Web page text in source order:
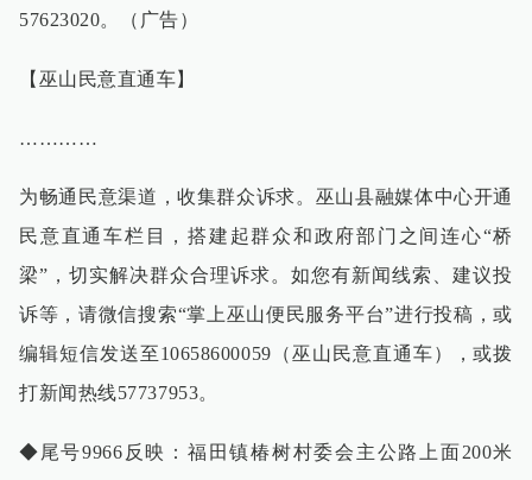
57623020。（广告）
【巫山民意直通车】
…………
为畅通民意渠道，收集群众诉求。巫山县融媒体中心开通
民意直通车栏目，搭建起群众和政府部门之间连心“桥
梁”，切实解决群众合理诉求。如您有新闻线索、建议投
诉等，请微信搜索“掌上巫山便民服务平台”进行投稿，或
编辑短信发送至10658600059（巫山民意直通车），或拨
打新闻热线57737953。
◆尾号9966反映：福田镇椿树村委会主公路上面200米